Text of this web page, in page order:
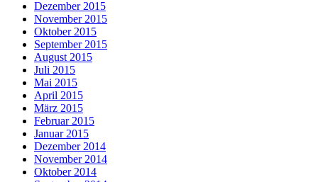
Dezember 2015
November 2015
Oktober 2015
September 2015
August 2015
Juli 2015
Mai 2015
April 2015
März 2015
Februar 2015
Januar 2015
Dezember 2014
November 2014
Oktober 2014